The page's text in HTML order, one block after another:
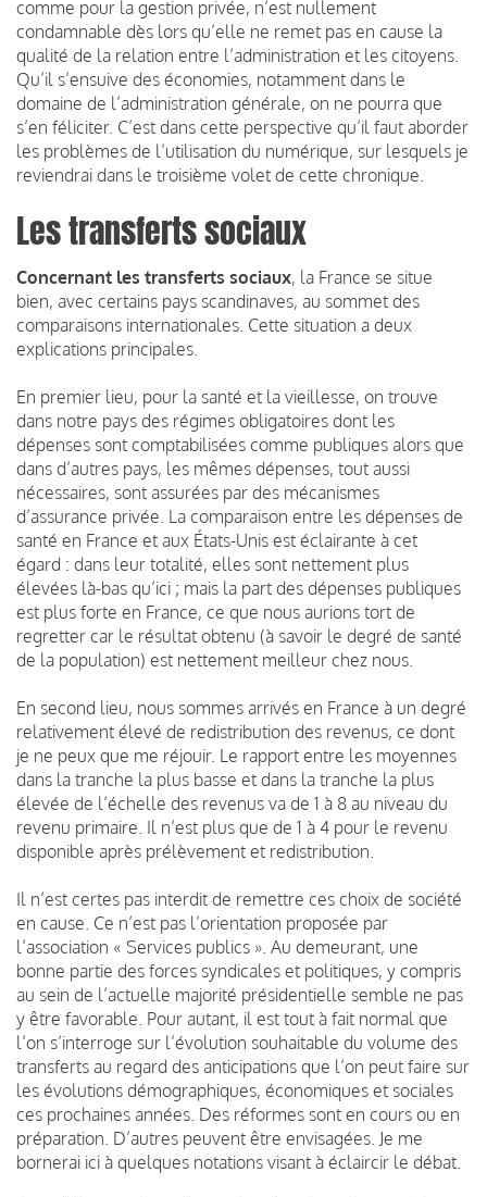
comme pour la gestion privée, n’est nullement
condamnable dès lors qu’elle ne remet pas en cause la
qualité de la relation entre l’administration et les citoyens.
Qu’il s’ensuive des économies, notamment dans le
domaine de l’administration générale, on ne pourra que
s’en féliciter. C’est dans cette perspective qu’il faut aborder
les problèmes de l’utilisation du numérique, sur lesquels je
reviendrai dans le troisième volet de cette chronique.
Les transferts sociaux
Concernant les transferts sociaux, la France se situe
bien, avec certains pays scandinaves, au sommet des
comparaisons internationales. Cette situation a deux
explications principales.
En premier lieu, pour la santé et la vieillesse, on trouve
dans notre pays des régimes obligatoires dont les
dépenses sont comptabilisées comme publiques alors que
dans d’autres pays, les mêmes dépenses, tout aussi
nécessaires, sont assurées par des mécanismes
d’assurance privée. La comparaison entre les dépenses de
santé en France et aux États-Unis est éclairante à cet
égard : dans leur totalité, elles sont nettement plus
élevées là-bas qu’ici ; mais la part des dépenses publiques
est plus forte en France, ce que nous aurions tort de
regretter car le résultat obtenu (à savoir le degré de santé
de la population) est nettement meilleur chez nous.
En second lieu, nous sommes arrivés en France à un degré
relativement élevé de redistribution des revenus, ce dont
je ne peux que me réjouir. Le rapport entre les moyennes
dans la tranche la plus basse et dans la tranche la plus
élevée de l’échelle des revenus va de 1 à 8 au niveau du
revenu primaire. Il n’est plus que de 1 à 4 pour le revenu
disponible après prélèvement et redistribution.
Il n’est certes pas interdit de remettre ces choix de société
en cause. Ce n’est pas l’orientation proposée par
l’association « Services publics ». Au demeurant, une
bonne partie des forces syndicales et politiques, y compris
au sein de l’actuelle majorité présidentielle semble ne pas
y être favorable. Pour autant, il est tout à fait normal que
l’on s’interroge sur l’évolution souhaitable du volume des
transferts au regard des anticipations que l’on peut faire sur
les évolutions démographiques, économiques et sociales
ces prochaines années. Des réformes sont en cours ou en
préparation. D’autres peuvent être envisagées. Je me
bornerai ici à quelques notations visant à éclaircir le débat.